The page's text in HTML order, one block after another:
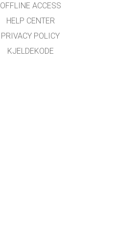
OFFLINE ACCESS
HELP CENTER
PRIVACY POLICY
KJELDEKODE